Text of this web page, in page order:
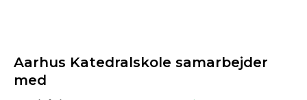
Aarhus Katedralskole samarbejder
med